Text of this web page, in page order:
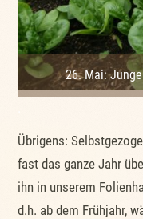
26. Mai:
Übrigens:
fast das ganze Jahr
ihn in unserem
d.h. ab dem Frühjahr,